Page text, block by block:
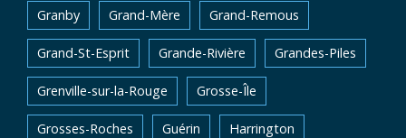
Granby Grand-Mère Grand-Remous
Grand-St-Esprit Grande-Rivière Grandes-Piles
Grenville-sur-la-Rouge Grosse-Île
Grosses-Roches Guérin Harrington